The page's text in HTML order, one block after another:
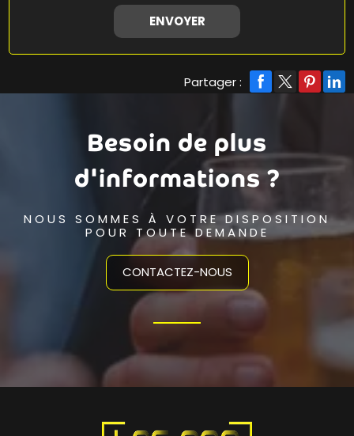
Partager :
Besoin de plus
d'informations ?
NOUS SOMMES À VOTRE DISPOSITION
POUR TOUTE DEMANDE
CONTACTEZ-NOUS